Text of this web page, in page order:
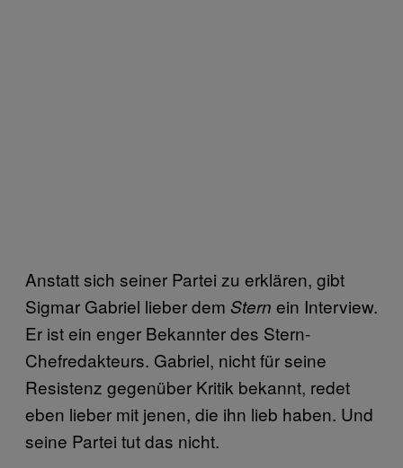
Anstatt sich seiner Partei zu erklären, gibt
Sigmar Gabriel lieber dem Stern ein Interview.
Er ist ein enger Bekannter des Stern-
Chefredakteurs. Gabriel, nicht für seine
Resistenz gegenüber Kritik bekannt, redet
eben lieber mit jenen, die ihn lieb haben. Und
seine Partei tut das nicht.